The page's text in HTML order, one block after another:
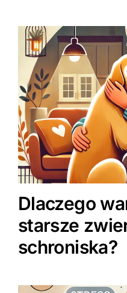
Dlaczego
starsze
schroniska?